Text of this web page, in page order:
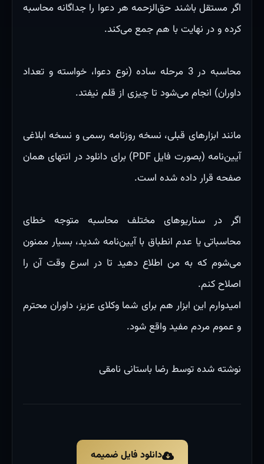
اگر مستقل باشند حق‌الزحمه هر دعوا را جداگانه محاسبه
کرده و در نهایت با هم جمع می‌کند.
محاسبه در 3 مرحله ساده (نوع دعوا، خواسته و تعداد
داوران) انجام می‌شود تا چیزی از قلم نیفتد.
مانند ابزارهای قبلی، نسخه روزنامه رسمی و نسخه ابلاغی
آیین‌نامه (بصورت فایل PDF) برای دانلود در انتهای همان
صفحه قرار داده شده است.
اگر در سناریوهای مختلف محاسبه متوجه خطای
محاسباتی یا عدم انطباق با آیین‌نامه شدید، بسیار ممنون
می‌شوم که به من اطلاع دهید تا در اسرع وقت آن را
اصلاح کنم.
امیدوارم این ابزار هم برای شما وکلای عزیز، داوران محترم
و عموم مردم مفید واقع شود.
نوشته شده توسط رضا باستانی نامقی
دانلود فایل ضمیمه